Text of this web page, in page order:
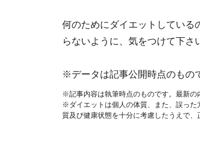
何のためにダイエットしている
らないように、気をつけて下さ
※データは記事公開時点のもの
※記事内容は執筆時点のものです。最新の
※ダイエットは個人の体質、また、誤った
質及び健康状態を十分に考慮したうえで